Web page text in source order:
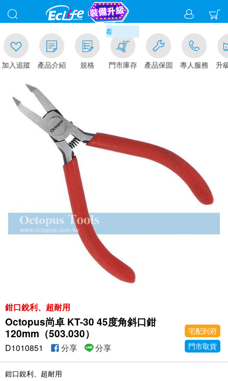
加入追蹤 產品介紹 規格
現折1%(部分商品不適用)-請點我看
門市庫存 產品保固 專人服務 升
鉗口銳利、超耐用
Octopus尚卓 KT-30 45度角斜口鉗
120mm（503.030）
宅配到府
門市取貨
D1010851 分享 分享
鉗口銳利、超耐用